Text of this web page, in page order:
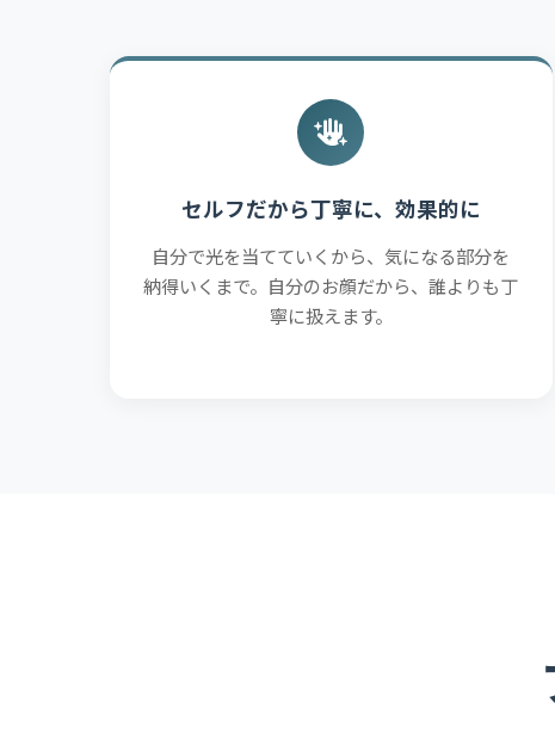
セルフだから丁寧に、効果的に
自分で光を当てていくから、気になる部分を
納得いくまで。自分のお顔だから、誰よりも丁
寧に扱えます。